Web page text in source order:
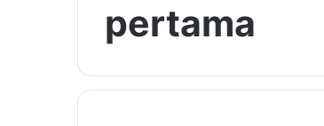
pertama